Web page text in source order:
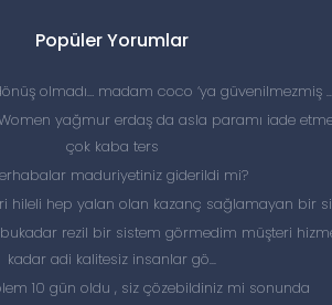
Popüler Yorumlar
olmadı… madam coco ‘ya güvenilmezmiş
yağmur erdaş da asla paramı iade
çok kaba ters
maduriyetiniz giderildi mi?
hileli hep yalan olan kazanç sağlamayan bir
rezil bir sistem görmedim müşteri
kadar adi kalitesiz insanlar gö...
10 gün oldu , siz çözebildiniz mi sonunda